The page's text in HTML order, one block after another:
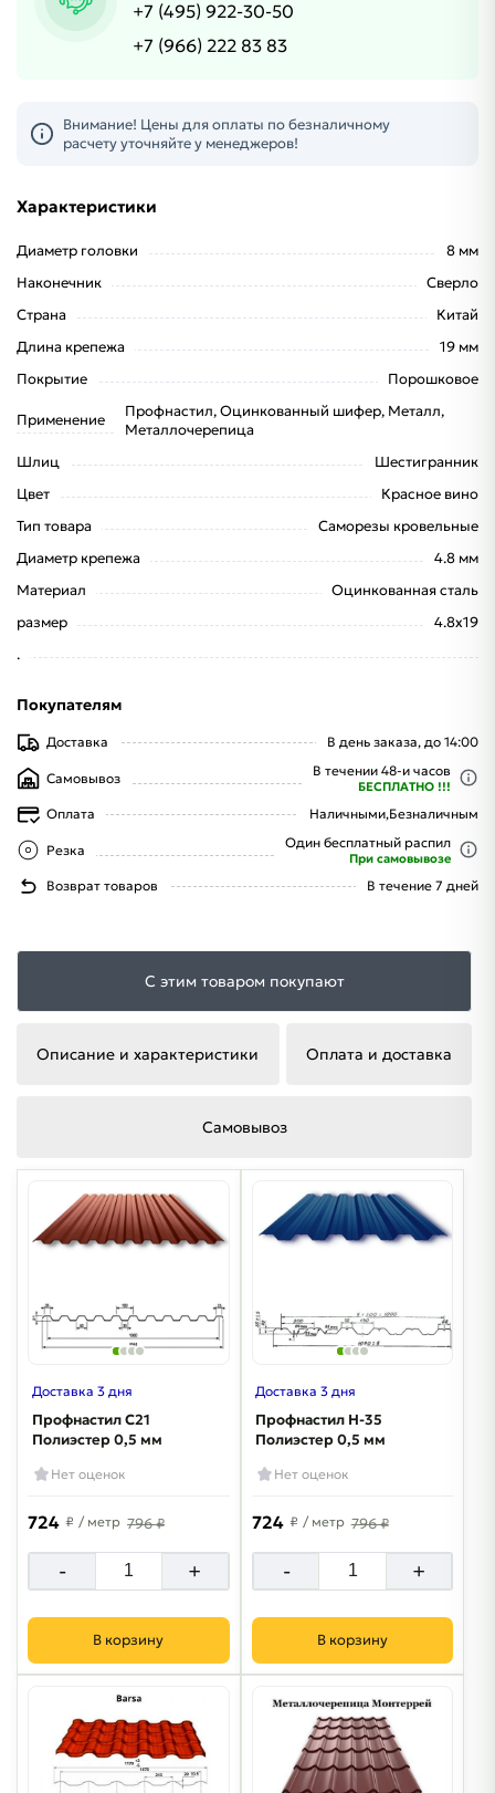
+7 (495) 922-30-50
+7 (966) 222 83 83
Внимание! Цены для оплаты по безналичному
расчету уточняйте у менеджеров!
Характеристики
Диаметр головки
8 мм
Наконечник
Сверло
Страна
Китай
Длина крепежа
19 мм
Покрытие
Порошковое
Применение
Профнастил, Оцинкованный шифер, Металл,
Металлочерепица
Шлиц
Шестигранник
Цвет
Красное вино
Тип товара
Саморезы кровельные
Диаметр крепежа
4.8 мм
Материал
Оцинкованная сталь
размер
4.8x19
.
Покупателям
Доставка В день заказа, до 14:00
Самовывоз В течении 48-и часов
БЕСПЛАТНО !!!
Оплата Наличными,Безналичным
Резка Один бесплатный распил
При самовывозе
Возврат товаров В течение 7 дней
С этим товаром покупают
Описание и характеристики Оплата и доставка
Самовывоз
Доставка 3 дня
Профнастил С21
Полиэстер 0,5 мм
Нет оценок
724 ₽ / метр 796 ₽
- +
В корзину
Доставка 3 дня
Профнастил Н-35
Полиэстер 0,5 мм
Нет оценок
724 ₽ / метр 796 ₽
- +
В корзину